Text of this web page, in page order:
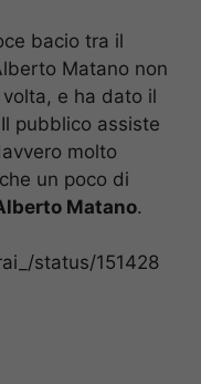
bacio tra il
Matano non
e ha dato il
pubblico assiste
molto
un poco di
Matano.
status/151428